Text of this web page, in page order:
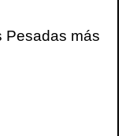
Pesadas más